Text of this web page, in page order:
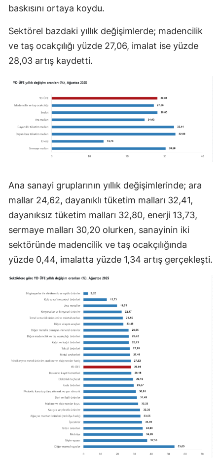
baskısını ortaya koydu.
Sektörel bazdaki yıllık değişimlerde; madencilik
ve taş ocakçılığı yüzde 27,06, imalat ise yüzde
28,03 artış kaydetti.
Ana sanayi gruplarının yıllık değişimlerinde; ara
mallar 24,62, dayanıklı tüketim malları 32,41,
dayanıksız tüketim malları 32,80, enerji 13,73,
sermaye malları 30,20 olurken, sanayinin iki
sektöründe madencilik ve taş ocakçılığında
yüzde 0,44, imalatta yüzde 1,34 artış gerçekleşti.